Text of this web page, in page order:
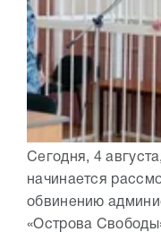
Сегодня, 4
начинается
обвинению
«Острова